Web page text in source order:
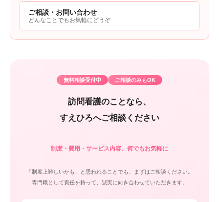
ご相談・お問い合わせ
どんなことでもお気軽にどうぞ
無料相談受付中 ご相談のみもOK
訪問看護のことなら、
すえひろへご相談ください
制度・費用・サービス内容、何でもお気軽に
「制度上難しいかも」と思われることでも、まずはご相談ください。
専門職として責任を持って、誠実に向き合わせていただきます。